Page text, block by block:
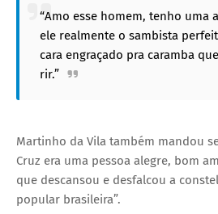
“Amo esse homem, tenho uma
ele realmente o sambista
cara engraçado pra caramba
rir.”
Martinho da Vila também mandou
Cruz era uma pessoa alegre, bom
que descansou e desfalcou a
popular brasileira”.